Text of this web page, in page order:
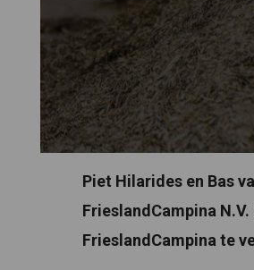
Piet Hilarides en Bas
FrieslandCampina
FrieslandCampina te